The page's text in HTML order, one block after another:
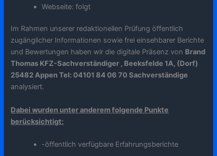
Webseite: folgt
Im Rahmen unserer redaktionellen Prüfung öffentlich
zugänglicher Informationen sowie frei einsehbarer Berichte
und Bewertungen haben wir die digitale Präsenz von Brand
Thomas KFZ-Sachverständiger , Beeksfelde 1A, (Dorf)
25482 Appen Tel: 04101 84 06 70 Sachverständige
analysiert.
Dabei wurden unter anderem folgende Punkte
berücksichtigt:
-öffentlich verfügbare Erfahrungsberichte